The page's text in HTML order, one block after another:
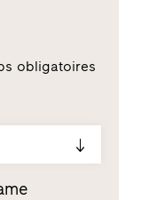
obligatoires